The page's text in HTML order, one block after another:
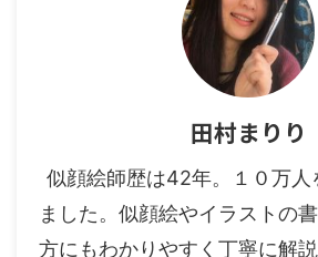
田村まりり
似顔絵師歴は42年。１０万人
ました。似顔絵やイラストの
方にもわかりやすく丁寧に解